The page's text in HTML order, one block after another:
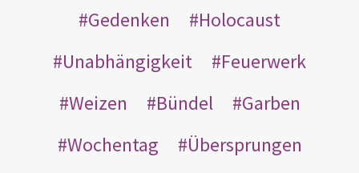
Gedenken
Holocaust
Unabhängigkeit
Feuerwerk
Weizen
Bündel
Garben
Wochentag
Übersprungen